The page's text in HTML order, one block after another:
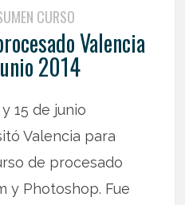
CURSO
Valencia
2014
15 de junio
Valencia para
de procesado
y Photoshop. Fue